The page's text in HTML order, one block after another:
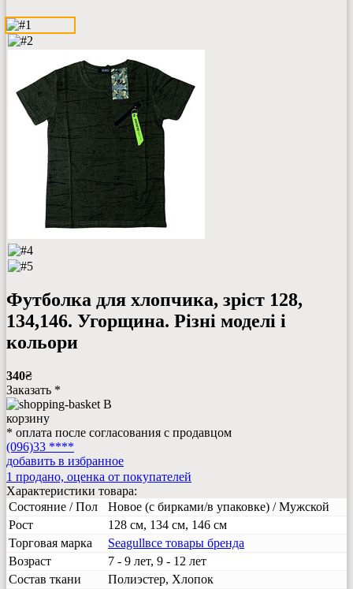
Футболка для хлопчика, зріст 128,
134,146. Угорщина. Різні моделі і
кольори
340₴
Заказать *
В
корзину
* оплата после согласования с продавцом
(096)33 ****
добавить в избранное
1 продано, оценка от покупателей
Характеристики товара:
Состояние / Пол
Новое (с бирками/в упаковке) / Мужской
Рост
128 см, 134 см, 146 см
Торговая марка
Seagullвсе товары бренда
Возраст
7 - 9 лет, 9 - 12 лет
Состав ткани
Полиэстер, Хлопок